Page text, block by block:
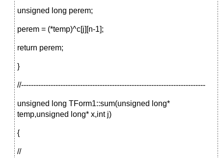
unsigned long perem;
perem = (*temp)^c[j][n-1];
return perem;
}
//---------------------------------------------------------------------------
unsigned long TForm1::sum(unsigned long*
temp,unsigned long* x,int j)
{
//